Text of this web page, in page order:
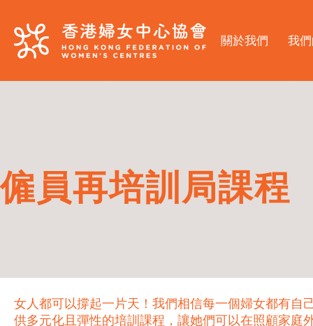
關於我們 我
僱員再培訓局課程
女人都可以撐起一片天！我們相信每一個婦女都有自
供多元化且彈性的培訓課程，讓她們可以在照顧家庭